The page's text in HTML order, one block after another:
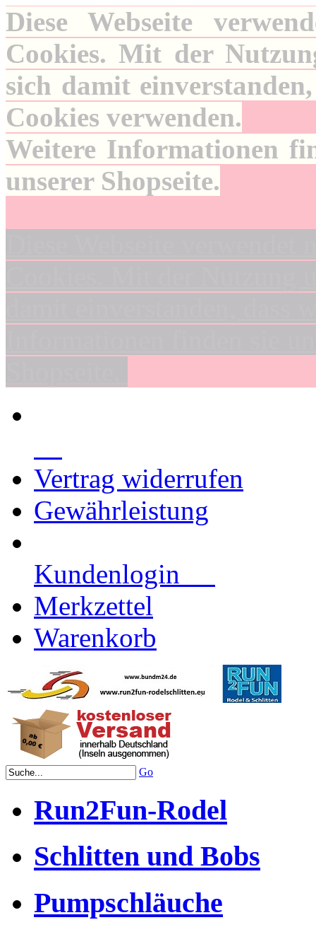
Diese Webseite
Cookies. Mit der
sich damit
Cookies verwenden.
Weitere Informationen
unserer Shopseite.
Vertrag widerrufen
Gewährleistung
Kundenlogin
Merkzettel
Warenkorb
Go
Run2Fun-Rodel
Schlitten und Bobs
Pumpschläuche